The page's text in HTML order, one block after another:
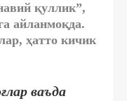
қуллик”,
айланмоқда.
ҳатто кичик
ваъда